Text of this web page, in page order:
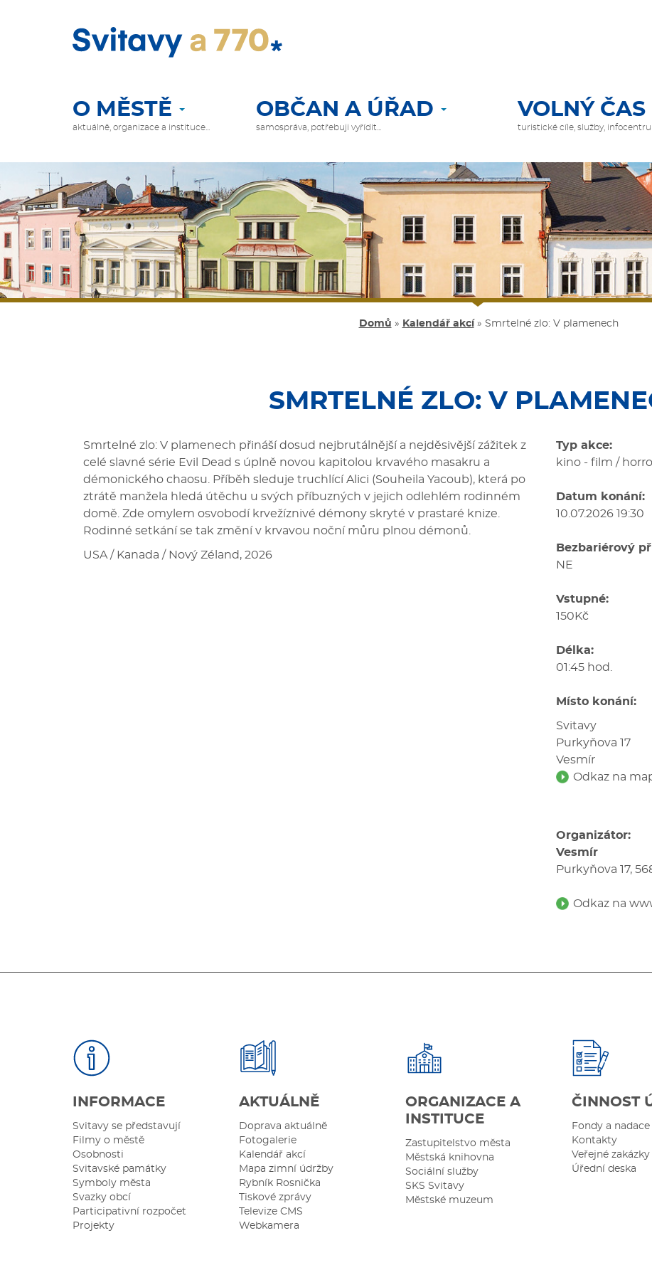
HLAVNÍ
NAVIGACE
O MĚSTĚ OBČAN A ÚŘAD VOLNÝ ČAS
Domů » Kalendář akcí » Smrtelné zlo: V plamenech
SMRTELNÉ ZLO: V
Smrtelné zlo: V plamenech přináší dosud nejbrutálnější a nejděsivější zážitek z
celé slavné série Evil Dead s úplně novou kapitolou krvavého masakru a
démonického chaosu. Příběh sleduje truchlící Alici (Souheila Yacoub), která po
ztrátě manžela hledá útěchu u svých příbuzných v jejich odlehlém rodinném
domě. Zde omylem osvobodí krvežíznivé démony skryté v prastaré knize.
Rodinné setkání se tak změní v krvavou noční můru plnou démonů.
USA / Kanada / Nový Zéland, 2026
Typ akce:
kino - film /
Datum konání:
10.07.2026 19:30
Bezbariérový
NE
Vstupné:
150Kč
Délka:
01:45 hod.
Místo konání:
Svitavy
Purkyňova 17
Vesmír
Odkaz na
Organizátor:
Vesmír
Purkyňova 17,
Odkaz na
INFORMACE
Svitavy se představují
Filmy o městě
Osobnosti
Svitavské památky
Symboly města
Svazky obcí
Participativní rozpočet
Projekty
AKTUÁLNĚ
Doprava aktuálně
Fotogalerie
Kalendář akcí
Mapa zimní údržby
Rybník Rosnička
Tiskové zprávy
Televize CMS
Webkamera
ORGANIZACE A
INSTITUCE
Zastupitelstvo města
Městská knihovna
Sociální služby
SKS Svitavy
Městské muzeum
ČINNOST
Fondy a nadace
Kontakty
Veřejné zakázky
Úřední deska